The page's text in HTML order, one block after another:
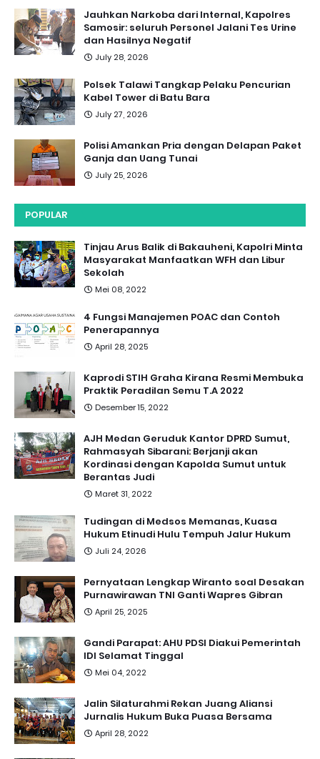
Jauhkan Narkoba dari Internal, Kapolres
Samosir: seluruh Personel Jalani Tes Urine
dan Hasilnya Negatif
July 28, 2026
Polsek Talawi Tangkap Pelaku Pencurian
Kabel Tower di Batu Bara
July 27, 2026
Polisi Amankan Pria dengan Delapan Paket
Ganja dan Uang Tunai
July 25, 2026
POPULAR
Tinjau Arus Balik di Bakauheni, Kapolri Minta
Masyarakat Manfaatkan WFH dan Libur
Sekolah
Mei 08, 2022
4 Fungsi Manajemen POAC dan Contoh
Penerapannya
April 28, 2025
Kaprodi STIH Graha Kirana Resmi Membuka
Praktik Peradilan Semu T.A 2022
Desember 15, 2022
AJH Medan Geruduk Kantor DPRD Sumut,
Rahmasyah Sibarani: Berjanji akan
Kordinasi dengan Kapolda Sumut untuk
Berantas Judi
Maret 31, 2022
Tudingan di Medsos Memanas, Kuasa
Hukum Etinudi Hulu Tempuh Jalur Hukum
Juli 24, 2026
Pernyataan Lengkap Wiranto soal Desakan
Purnawirawan TNI Ganti Wapres Gibran
April 25, 2025
Gandi Parapat: AHU PDSI Diakui Pemerintah
IDI Selamat Tinggal
Mei 04, 2022
Jalin Silaturahmi Rekan Juang Aliansi
Jurnalis Hukum Buka Puasa Bersama
April 28, 2022